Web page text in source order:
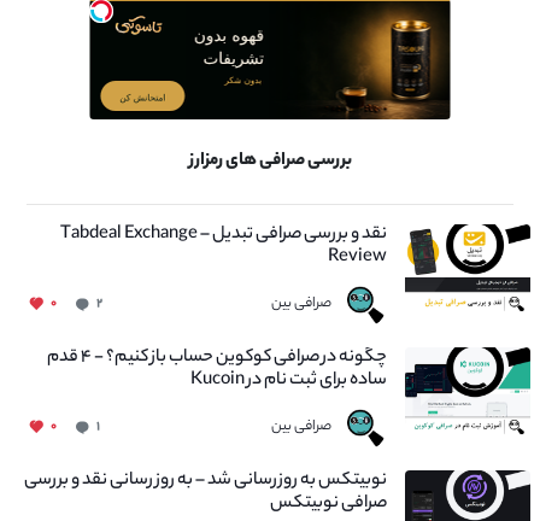
بررسی صرافی های رمزارز
نقد و بررسی صرافی تبدیل – Tabdeal Exchange
Review
صرافی بین ۲ ۰
چگونه در صرافی کوکوین حساب باز کنیم؟ - ۴ قدم
ساده برای ثبت نام در Kucoin
صرافی بین ۱ ۰
نوبیتکس به روزرسانی شد – به روز رسانی نقد و بررسی
صرافی نوبیتکس